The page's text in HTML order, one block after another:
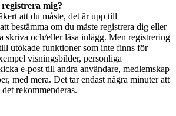
mig?
att du måste, det är upp till
bestämma om du måste registrera dig eller
skriva och/eller läsa inlägg. Men registrering
utökade funktioner som inte finns för
visningsbilder, personliga
e-post till andra användare, medlemskap
med mera. Det tar endast några minuter att
rekommenderas.